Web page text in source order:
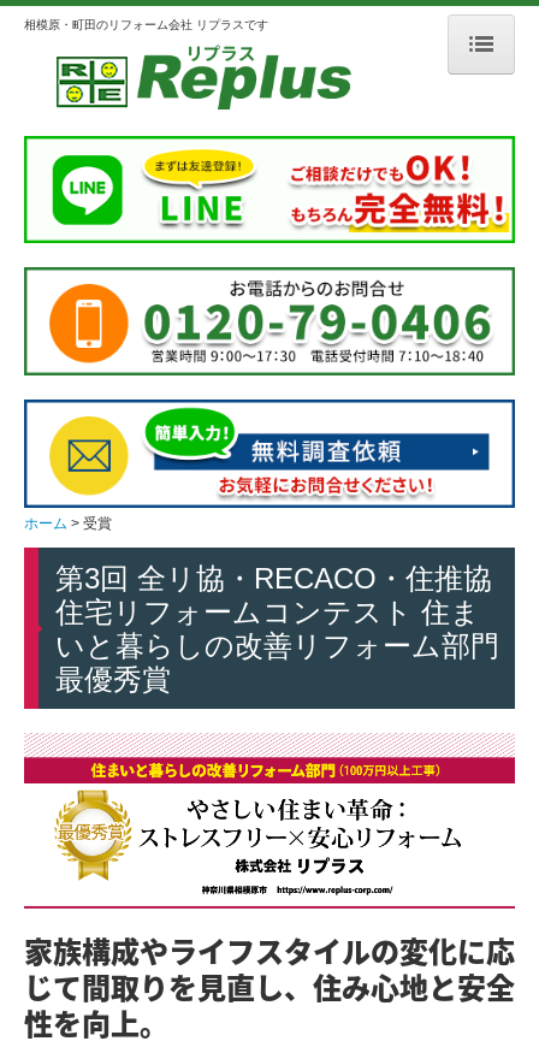
ホーム
会社案内
選ばれる理由
3つのこだわり
メディア掲載
人柄のよいスタッフ紹介
施工事例
外壁・屋根
浴室・洗面
トイレ
キッチン
内装
外構・その他
お客様の声・笑顔アルバム
お問合せ
ショールーム来店予約
無料調査依頼
今月のお買い得情報
よくある質問
相模原・町田のリフォーム会社 リプラスです
ホーム 受賞
第3回 全リ協・RECACO・住推協
住宅リフォームコンテスト 住ま
いと暮らしの改善リフォーム部門
最優秀賞
家族構成やライフスタイルの変化に応
じて間取りを見直し、住み心地と安全
性を向上。